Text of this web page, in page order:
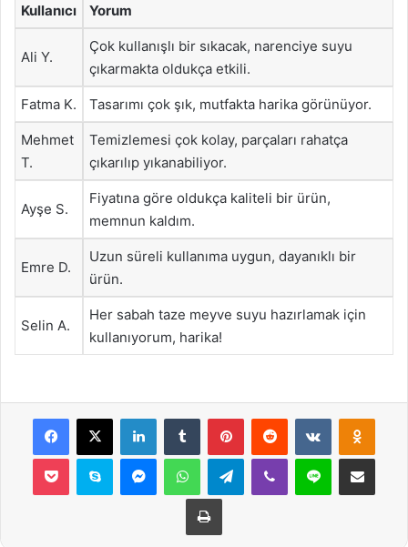
Kullanıcı Yorum
Ali Y.
Çok kullanışlı bir sıkacak, narenciye suyu
çıkarmakta oldukça etkili.
Fatma K. Tasarımı çok şık, mutfakta harika görünüyor.
Mehmet
T.
Temizlemesi çok kolay, parçaları rahatça
çıkarılıp yıkanabiliyor.
Ayşe S.
Fiyatına göre oldukça kaliteli bir ürün,
memnun kaldım.
Emre D.
Uzun süreli kullanıma uygun, dayanıklı bir
ürün.
Selin A.
Her sabah taze meyve suyu hazırlamak için
kullanıyorum, harika!
Facebook
X LinkedInTumblr PinterestReddit VKontakte
Pocket Skype MessengerWhatsAppTelegramViber Line E-Posta ile
Yazdır